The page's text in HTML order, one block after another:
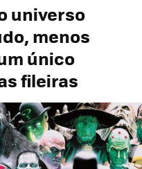
universo
menos
único
fileiras